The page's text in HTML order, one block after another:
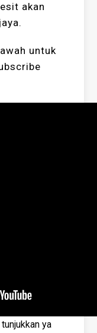
akan
untuk
ya